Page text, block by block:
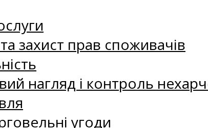
захист прав споживачів
нагляд і контроль
угоди